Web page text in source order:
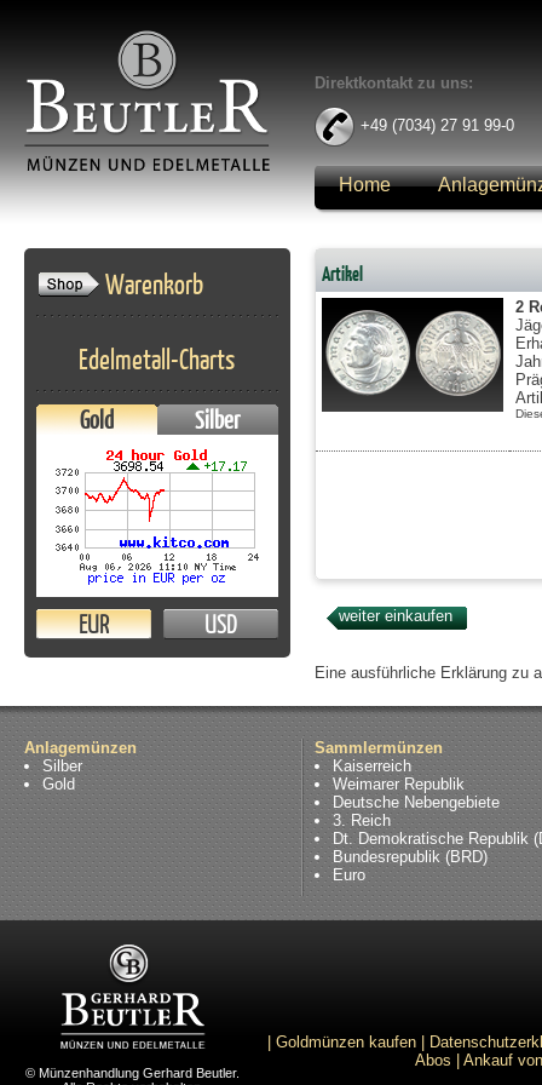
Direktkontakt zu uns:
+49 (7034) 27 91 99-0
Home
Warenkorb
Edelmetall-Charts
Gold Silber
EUR USD
Artikel
2
Eine ausführliche Erklärung zu
Anlagemünzen
Silber
Gold
Sammlermünzen
Kaiserreich
Weimarer Republik
Deutsche Nebengebiete
3. Reich
Dt. Demokratische Republik
Bundesrepublik (BRD)
Euro
© Münzenhandlung Gerhard Beutler.
Goldmünzen kaufen
Abos
Ankauf